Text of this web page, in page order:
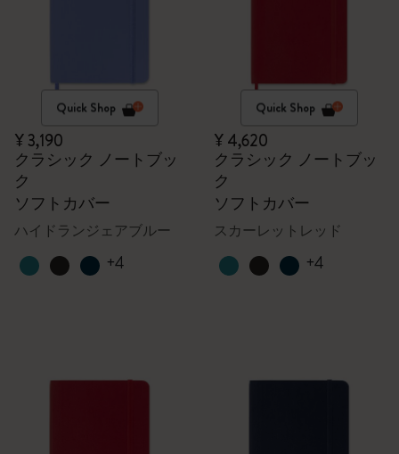
Quick Shop
¥ 3,190
クラシック ノートブッ
ク
ソフトカバー
ハイドランジェアブルー
+4
Quick Shop
¥ 4,620
クラシック ノートブッ
ク
ソフトカバー
スカーレットレッド
+4